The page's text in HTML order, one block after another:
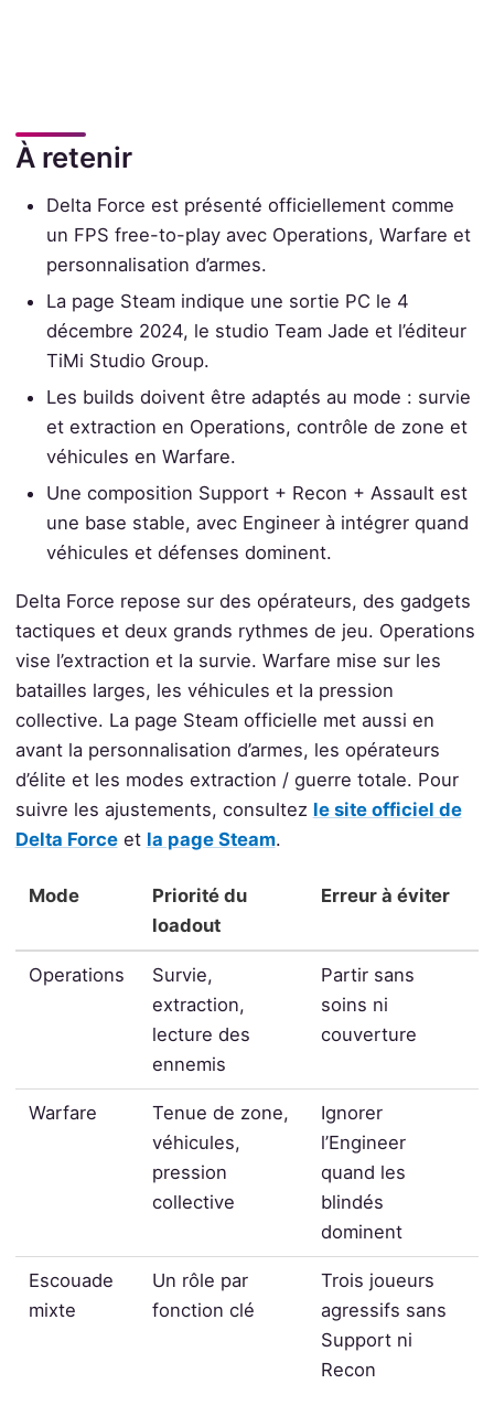
À retenir
Delta Force est présenté officiellement comme
un FPS free-to-play avec Operations, Warfare et
personnalisation d’armes.
La page Steam indique une sortie PC le 4
décembre 2024, le studio Team Jade et l’éditeur
TiMi Studio Group.
Les builds doivent être adaptés au mode : survie
et extraction en Operations, contrôle de zone et
véhicules en Warfare.
Une composition Support + Recon + Assault est
une base stable, avec Engineer à intégrer quand
véhicules et défenses dominent.
Delta Force repose sur des opérateurs, des gadgets
tactiques et deux grands rythmes de jeu. Operations
vise l’extraction et la survie. Warfare mise sur les
batailles larges, les véhicules et la pression
collective. La page Steam officielle met aussi en
avant la personnalisation d’armes, les opérateurs
d’élite et les modes extraction / guerre totale. Pour
suivre les ajustements, consultez le site officiel de
Delta Forceet la page Steam.
Mode
Priorité du
loadout
Erreur à éviter
Operations
Survie,
extraction,
lecture des
ennemis
Partir sans
soins ni
couverture
Warfare
Tenue de zone,
véhicules,
pression
collective
Ignorer
l’Engineer
quand les
blindés
dominent
Escouade
mixte
Un rôle par
fonction clé
Trois joueurs
agressifs sans
Support ni
Recon